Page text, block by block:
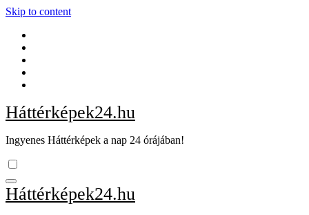
Skip to content
Háttérképek24.hu
Ingyenes Háttérképek a nap 24 órájában!
Háttérképek24.hu